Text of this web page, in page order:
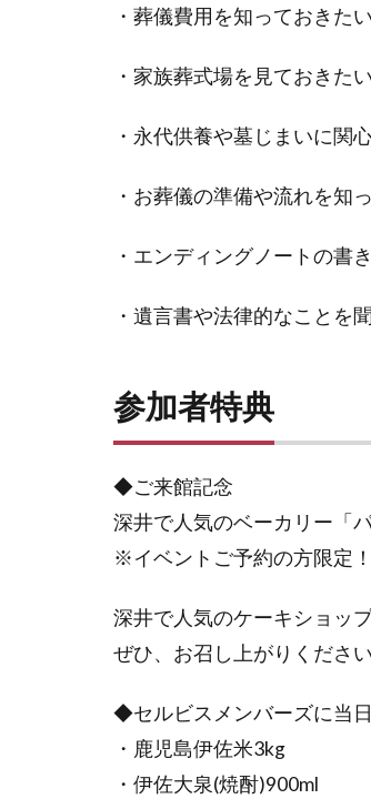
・葬儀費用を知っておきたい
・家族葬式場を見ておきたい
・永代供養や墓じまいに関
・お葬儀の準備や流れを知
・エンディングノートの書
・遺言書や法律的なことを
参加者特典
◆ご来館記念
深井で人気のベーカリー「
※イベントご予約の方限定！
深井で人気のケーキショッ
ぜひ、お召し上がりください
◆セルビスメンバーズに当
・鹿児島伊佐米3kg
・伊佐大泉(焼酎)900ml